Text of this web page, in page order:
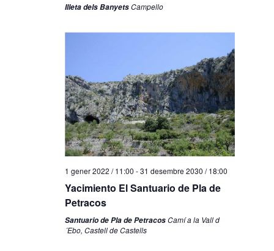
Illeta dels BanyetsCampello
1 gener 2022 / 11:00 -31 desembre 2030 / 18:00
Yacimiento El Santuario de Pla de
Petracos
Santuario de Pla de PetracosCamí a la Vall d
´Ebo, Castell de Castells